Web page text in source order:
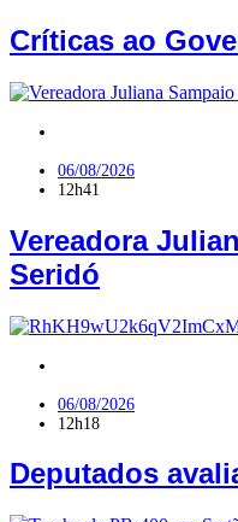
Críticas ao
06/08/2026
12h41
Vereadora
Seridó
06/08/2026
12h18
Deputados